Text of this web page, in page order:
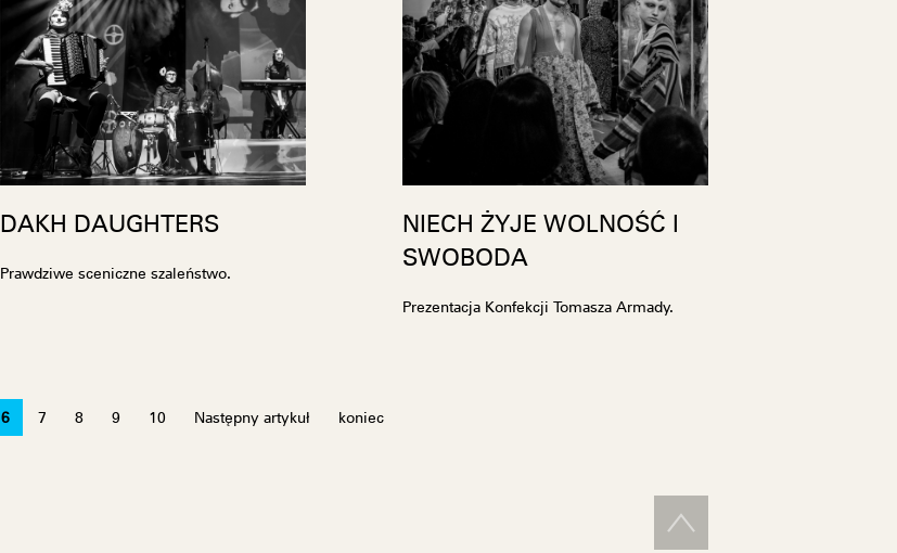
DAKH DAUGHTERS
Prawdziwe sceniczne szaleństwo.
NIECH ŻYJE WOLNOŚĆ I
SWOBODA
Prezentacja Konfekcji Tomasza Armady.
6 7 8 9 10 Następny artykuł koniec